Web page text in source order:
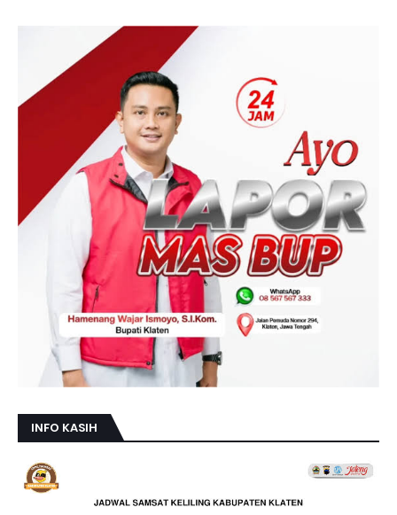
INFO KASIH